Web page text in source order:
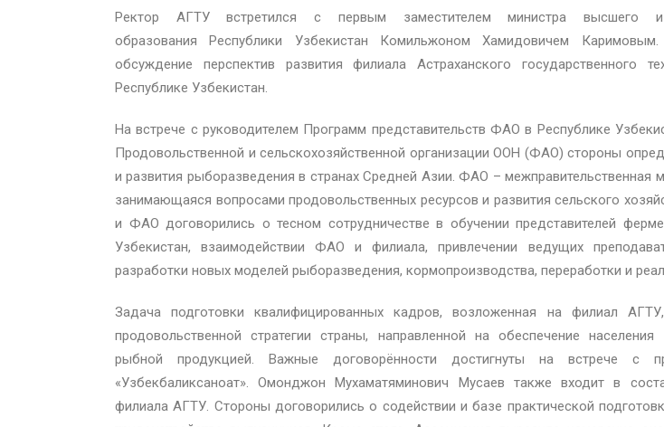
Ректор АГТУ встретился с первым заместителем министра высшего и
образования Республики Узбекистан Комильжоном Хамидовичем
обсуждение перспектив развития филиала Астраханского государственного
Республике Узбекистан.
На встрече с руководителем Программ представительств ФАО в Республике
Продовольственной и сельскохозяйственной организации ООН (ФАО) стороны
и развития рыборазведения в странах Средней Азии. ФАО – межправительственная
занимающаяся вопросами продовольственных ресурсов и развития сельского
и ФАО договорились о тесном сотрудничестве в обучении представителей
Узбекистан, взаимодействии ФАО и филиала, привлечении ведущих
разработки новых моделей рыборазведения, кормопроизводства, переработки и
Задача подготовки квалифицированных кадров, возложенная на филиал
продовольственной стратегии страны, направленной на обеспечение
рыбной продукцией. Важные договорённости достигнуты на встрече с
«Узбекбаликсаноат». Омонджон Мухаматяминович Мусаев также входит в
филиала АГТУ. Стороны договорились о содействии и базе практической